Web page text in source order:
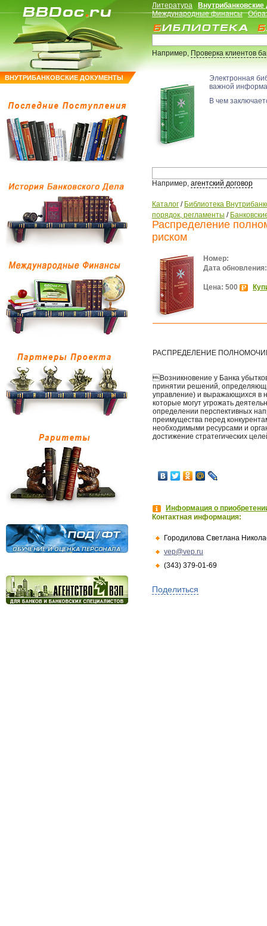
ВНУТРИБАНКОВСКИЕ ДОКУМЕНТЫ
Литература
Международные финансы
Например,Проверка клиентов
Электронная
важной
В чем
Например, агентский договор
Каталог / Библиотека
порядок, регламенты /
Распределение
риском
Номер:
Дата обновления:
Цена: 500
РАСПРЕДЕЛЕНИЕ
Возникновение у Банка
принятии решений,
управление) и выражающихся в
которые могут угрожать
определении перспективных
преимущества перед
необходимыми ресурсами и
достижение стратегических
Информация о
Контактная информация:
Городилова Светлана
vep@vep.ru
(343) 379-01-69
Поделиться